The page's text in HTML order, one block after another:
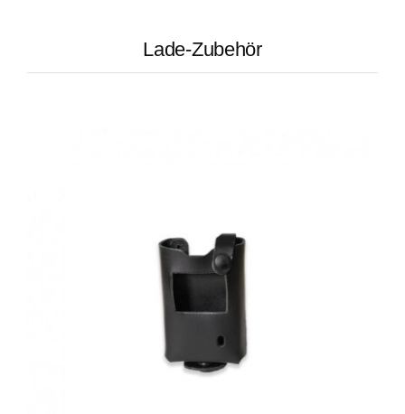
Lade-Zubehör